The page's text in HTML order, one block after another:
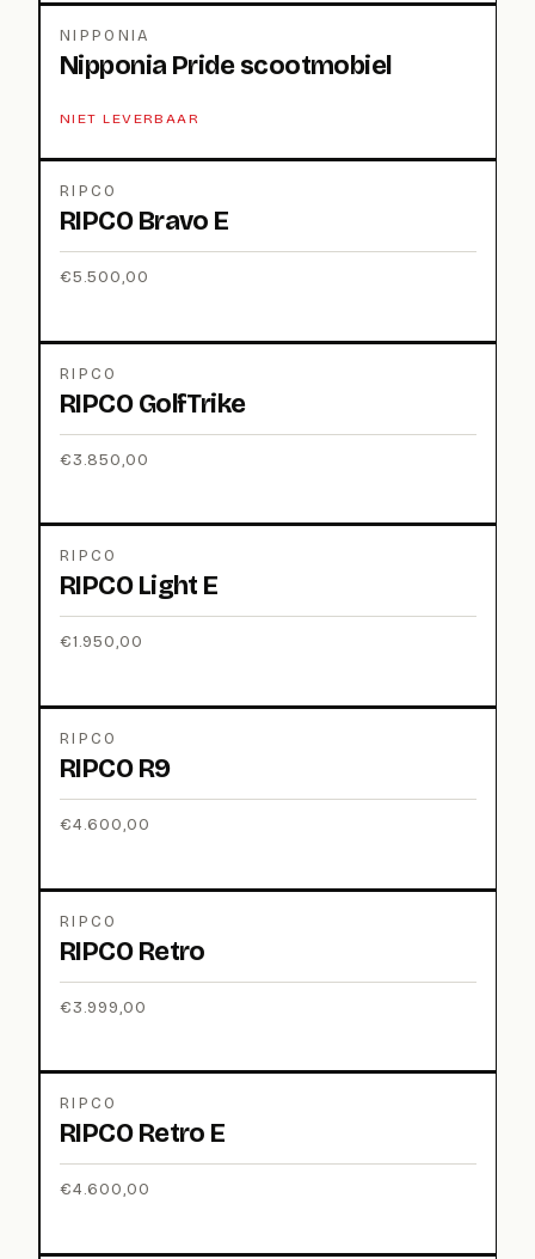
NIPPONIA
Nipponia Pride scootmobiel
NIET LEVERBAAR
RIPCO
RIPCO Bravo E
€5.500,00
RIPCO
RIPCO GolfTrike
€3.850,00
RIPCO
RIPCO Light E
€1.950,00
RIPCO
RIPCO R9
€4.600,00
RIPCO
RIPCO Retro
€3.999,00
RIPCO
RIPCO Retro E
€4.600,00